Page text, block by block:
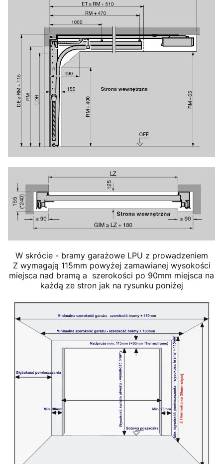
W skrócie - bramy garażowe LPU z prowadzeniem
Z wymagają 115mm powyżej zamawianej wysokości
miejsca nad bramą a szerokości po 90mm miejsca na
każdą ze stron jak na rysunku poniżej